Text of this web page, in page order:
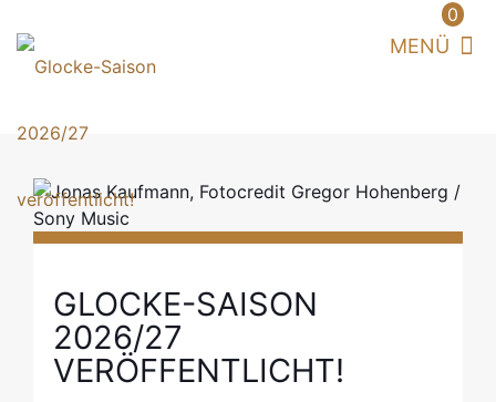
0
GLOCKE-SAISON
2026/27
VERÖFFENTLICHT!